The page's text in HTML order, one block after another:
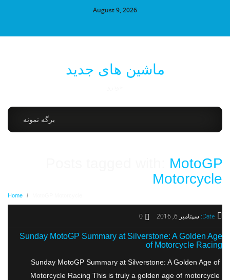
August 9, 2026
ماشین های جدید
برگه نمونه
Posts tagged with:MotoGP
Motorcycle
Home
Date: سپتامبر 6, 2016 0
Sunday MotoGP Summary at Silverstone: A Golden Age
of Motorcycle Racing
Sunday MotoGP Summary at Silverstone: A Golden Age of
Motorcycle Racing This is truly a golden age of motorcycle